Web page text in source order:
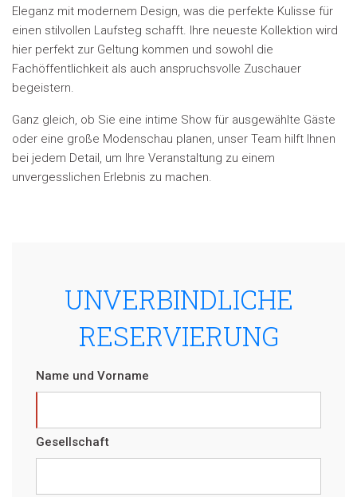
Eleganz mit modernem Design, was die perfekte Kulisse für
einen stilvollen Laufsteg schafft. Ihre neueste Kollektion wird
hier perfekt zur Geltung kommen und sowohl die
Fachöffentlichkeit als auch anspruchsvolle Zuschauer
begeistern.
Ganz gleich, ob Sie eine intime Show für ausgewählte Gäste
oder eine große Modenschau planen, unser Team hilft Ihnen
bei jedem Detail, um Ihre Veranstaltung zu einem
unvergesslichen Erlebnis zu machen.
UNVERBINDLICHE
RESERVIERUNG
Name und Vorname
Gesellschaft